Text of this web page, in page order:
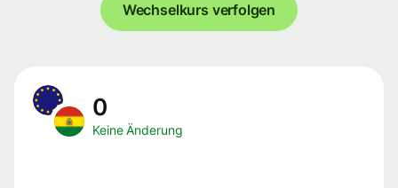
Wechselkurs verfolgen
0
Keine Änderung